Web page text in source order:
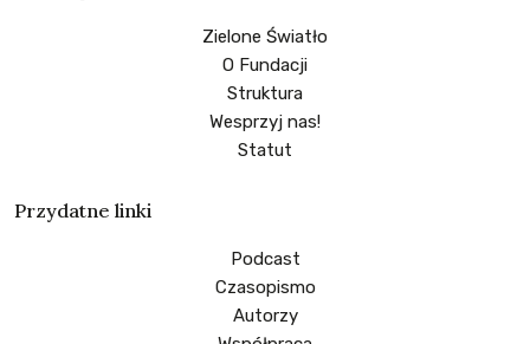
Zielone Światło
O Fundacji
Struktura
Wesprzyj nas!
Statut
Przydatne linki
Podcast
Czasopismo
Autorzy